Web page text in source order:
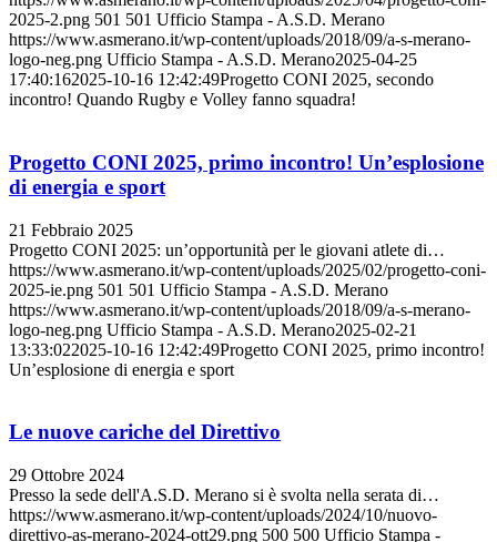
2025-2.png 501 501 Ufficio Stampa - A.S.D. Merano
https://www.asmerano.it/wp-content/uploads/2018/09/a-s-merano-
logo-neg.png Ufficio Stampa - A.S.D. Merano2025-04-25
17:40:162025-10-16 12:42:49Progetto CONI 2025, secondo
incontro! Quando Rugby e Volley fanno squadra!
Progetto CONI 2025, primo incontro! Un’esplosione
di energia e sport
21 Febbraio 2025
Progetto CONI 2025: un’opportunità per le giovani atlete di…
https://www.asmerano.it/wp-content/uploads/2025/02/progetto-coni-
2025-ie.png 501 501 Ufficio Stampa - A.S.D. Merano
https://www.asmerano.it/wp-content/uploads/2018/09/a-s-merano-
logo-neg.png Ufficio Stampa - A.S.D. Merano2025-02-21
13:33:022025-10-16 12:42:49Progetto CONI 2025, primo incontro!
Un’esplosione di energia e sport
Le nuove cariche del Direttivo
29 Ottobre 2024
Presso la sede dell'A.S.D. Merano si è svolta nella serata di…
https://www.asmerano.it/wp-content/uploads/2024/10/nuovo-
direttivo-as-merano-2024-ott29.png 500 500 Ufficio Stampa -